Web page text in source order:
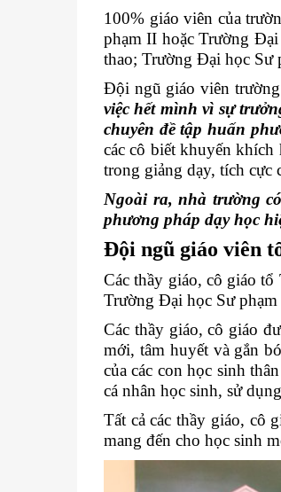
100% giáo viên của
phạm II hoặc Trường
thao; Trường Đại học Sư
Đội ngũ giáo viên
việc hết mình vì sự
chuyên đề tập huấn
các cô biết khuyến
trong giảng dạy, tích cực
Ngoài ra, nhà trường có
phương pháp dạy học
Đội ngũ giáo viên
Các thầy giáo, cô giáo
Trường Đại học Sư
Các thầy giáo, cô giáo
mới, tâm huyết và gắn
của các con học sinh
cá nhân học sinh, sử
Tất cả các thầy giáo, cô
mang đến cho học sinh